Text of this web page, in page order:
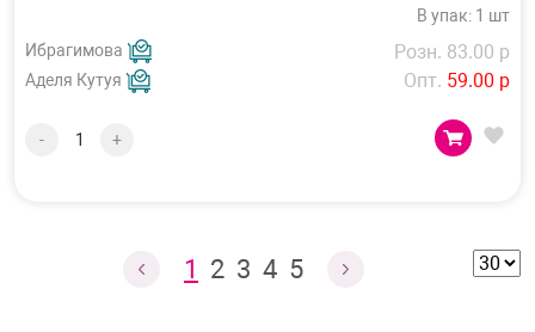
В упак: 1 шт
Ибрагимова
Аделя Кутуя
Розн. 83.00 р
Опт. 59.00 р
- +
1 2 3 4 5